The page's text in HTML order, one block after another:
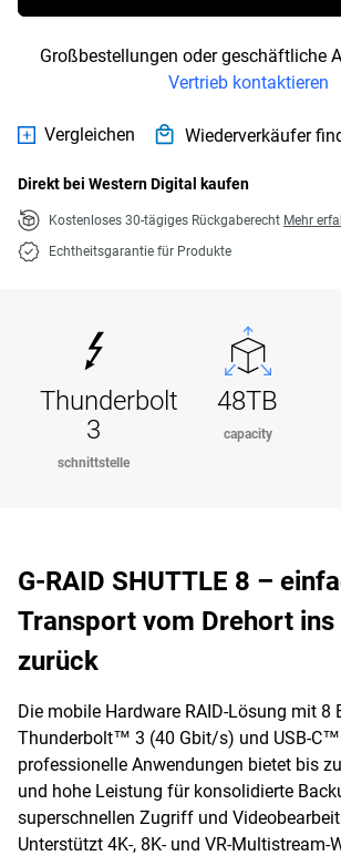
Großbestellungen oder geschäftliche
Vertrieb kontaktieren
Vergleichen Wiederverkäufer
Direkt bei Western Digital kaufen
Kostenloses 30-tägiges Rückgaberecht Mehr
Echtheitsgarantie für Produkte
Thunderbolt
3
schnittstelle
48TB
capacity
G-RAID SHUTTLE 8 –
Transport vom Drehort ins
zurück
Die mobile Hardware RAID-Lösung mit 8
Thunderbolt™ 3 (40 Gbit/s) und USB-
professionelle Anwendungen bietet bis
und hohe Leistung für konsolidierte
superschnellen Zugriff und
Unterstützt 4K-, 8K- und VR-Multistream-